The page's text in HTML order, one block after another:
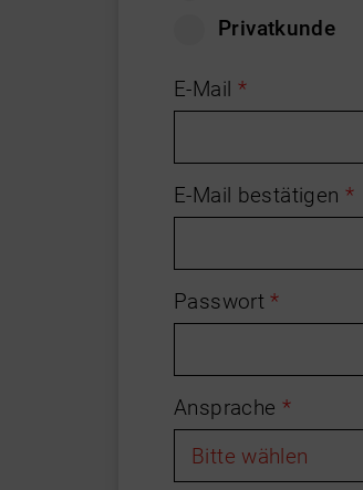
Privatkunde
E-Mail *
E-Mail bestätigen *
Passwort*
Ansprache *
Bitte wählen